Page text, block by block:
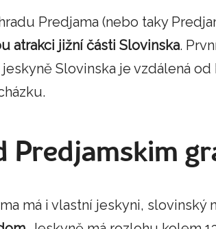
Predjama (nebo taky
atrakci jižní části Slovinska.
Slovinska je vzdálená
Predjamskim
má i vlastní jeskyni, slovinský